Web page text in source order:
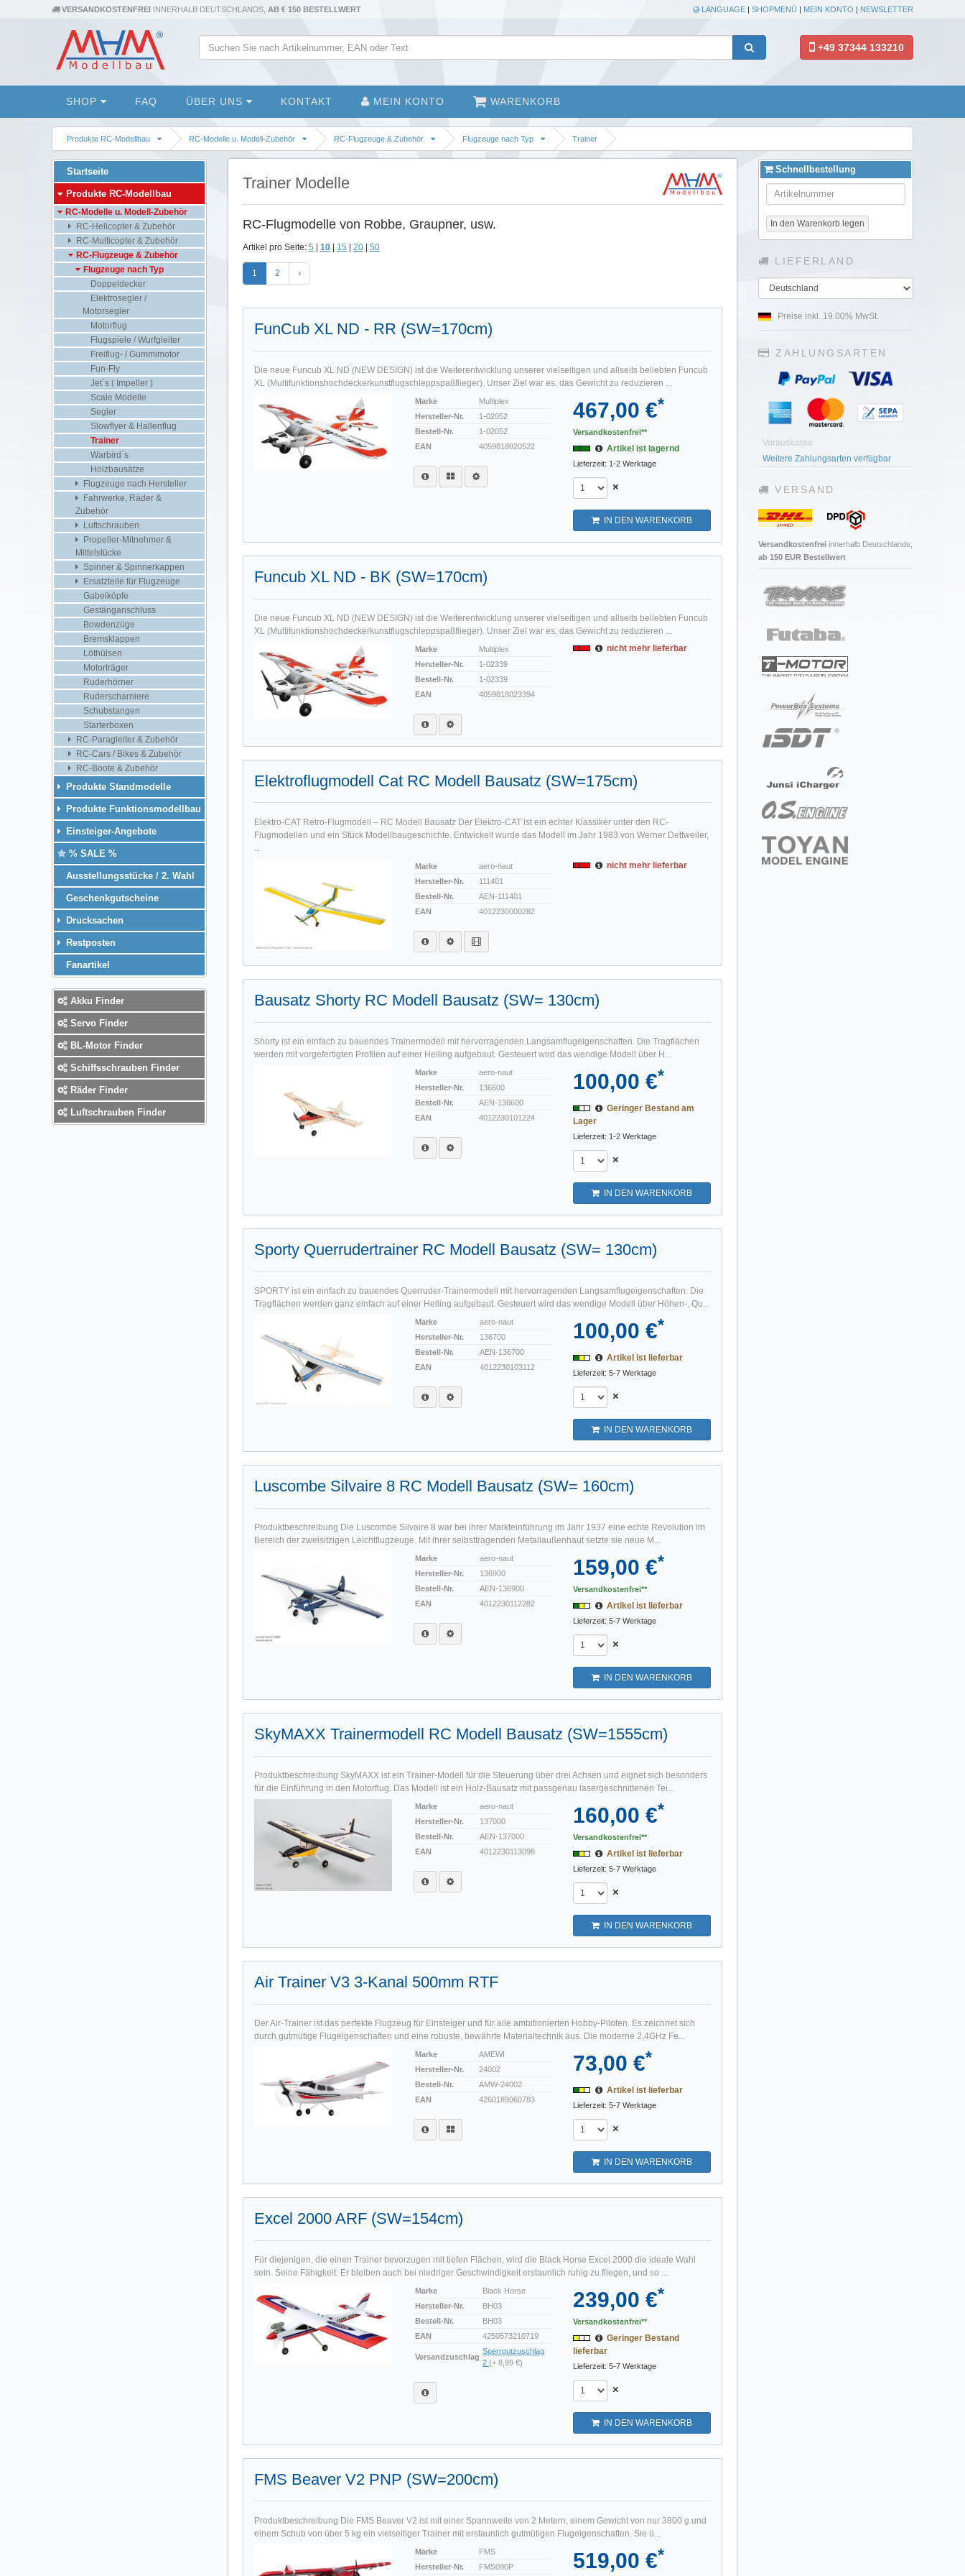
VERSANDKOSTENFREI INNERHALB DEUTSCHLANDS, AB € 150 BESTELLWERT LANGUAGE | SHOPMENÜ | MEIN KONTO | NEWSLETTER
+49 37344 133210
SHOP FAQ ÜBER UNS KONTAKT MEIN KONTO WARENKORB
Produkte RC-Modellbau RC-Modelle u. Modell-Zubehör RC-Flugzeuge & Zubehör Flugzeuge nach Typ Trainer
Trainer Modelle
RC-Flugmodelle von Robbe, Graupner, usw.
Artikel pro Seite: 5 10 15 20 50
1 2 ›
FunCub XL ND - RR (SW=170cm)
Die neue Funcub XL ND (NEW DESIGN) ist die Weiterentwicklung unserer vielseitigen und allseits beliebten Funcub
XL (Multifunktionshochdeckerkunstflugschleppspaßflieger). Unser Ziel war es, das Gewicht zu reduzieren ...
Marke
Multiplex
Hersteller-Nr.
1-02052
Bestell-Nr.
1-02052
EAN
4059818020522
467,00 €*
Versandkostenfrei**
Artikel ist lagernd
Lieferzeit: 1-2 Werktage
×
IN DEN WARENKORB
Funcub XL ND - BK (SW=170cm)
Die neue Funcub XL ND (NEW DESIGN) ist die Weiterentwicklung unserer vielseitigen und allseits beliebten Funcub
XL (Multifunktionshochdeckerkunstflugschleppspaßflieger). Unser Ziel war es, das Gewicht zu reduzieren ...
Marke
Multiplex
Hersteller-Nr.
1-02339
Bestell-Nr.
1-02339
EAN
4059818023394
nicht mehr lieferbar
Elektroflugmodell Cat RC Modell Bausatz (SW=175cm)
Elektro-CAT Retro-Flugmodell – RC Modell Bausatz Der Elektro-CAT ist ein echter Klassiker unter den RC-
Flugmodellen und ein Stück Modellbaugeschichte. Entwickelt wurde das Modell im Jahr 1983 von Werner Dettweiler,
...
Marke
aero-naut
Hersteller-Nr.
111401
Bestell-Nr.
AEN-111401
EAN
4012230000282
nicht mehr lieferbar
Bausatz Shorty RC Modell Bausatz (SW= 130cm)
Shorty ist ein einfach zu bauendes Trainermodell mit hervorragenden Langsamflugeigenschaften. Die Tragflächen
werden mit vorgefertigten Profilen auf einer Helling aufgebaut. Gesteuert wird das wendige Modell über H...
Marke
aero-naut
Hersteller-Nr.
136600
Bestell-Nr.
AEN-136600
EAN
4012230101224
100,00 €*
Geringer Bestand am
Lager
Lieferzeit: 1-2 Werktage
×
IN DEN WARENKORB
Sporty Querrudertrainer RC Modell Bausatz (SW= 130cm)
SPORTY ist ein einfach zu bauendes Querruder-Trainermodell mit hervorragenden Langsamflugeigenschaften. Die
Tragflächen werden ganz einfach auf einer Helling aufgebaut. Gesteuert wird das wendige Modell über Höhen-, Qu...
Marke
aero-naut
Hersteller-Nr.
136700
Bestell-Nr.
AEN-136700
EAN
4012230103112
100,00 €*
Artikel ist lieferbar
Lieferzeit: 5-7 Werktage
×
IN DEN WARENKORB
Luscombe Silvaire 8 RC Modell Bausatz (SW= 160cm)
Produktbeschreibung Die Luscombe Silvaire 8 war bei ihrer Markteinführung im Jahr 1937 eine echte Revolution im
Bereich der zweisitzigen Leichtflugzeuge. Mit ihrer selbsttragenden Metallaußenhaut setzte sie neue M...
Marke
aero-naut
Hersteller-Nr.
136900
Bestell-Nr.
AEN-136900
EAN
4012230112282
159,00 €*
Versandkostenfrei**
Artikel ist lieferbar
Lieferzeit: 5-7 Werktage
×
IN DEN WARENKORB
SkyMAXX Trainermodell RC Modell Bausatz (SW=1555cm)
Produktbeschreibung SkyMAXX ist ein Trainer-Modell für die Steuerung über drei Achsen und eignet sich besonders
für die Einführung in den Motorflug. Das Modell ist ein Holz-Bausatz mit passgenau lasergeschnittenen Tei...
Marke
aero-naut
Hersteller-Nr.
137000
Bestell-Nr.
AEN-137000
EAN
4012230113098
160,00 €*
Versandkostenfrei**
Artikel ist lieferbar
Lieferzeit: 5-7 Werktage
×
IN DEN WARENKORB
Air Trainer V3 3-Kanal 500mm RTF
Der Air-Trainer ist das perfekte Flugzeug für Einsteiger und für alle ambitionierten Hobby-Piloten. Es zeichnet sich
durch gutmütige Flugeigenschaften und eine robuste, bewährte Materialtechnik aus. Die moderne 2,4GHz Fe...
Marke
AMEWI
Hersteller-Nr.
24002
Bestell-Nr.
AMW-24002
EAN
4260189060783
73,00 €*
Artikel ist lieferbar
Lieferzeit: 5-7 Werktage
×
IN DEN WARENKORB
Excel 2000 ARF (SW=154cm)
Für diejenigen, die einen Trainer bevorzugen mit tiefen Flächen, wird die Black Horse Excel 2000 die ideale Wahl
sein. Seine Fähigkeit: Er bleiben auch bei niedriger Geschwindigkeit erstaunlich ruhig zu fliegen, und so ...
Marke
Black Horse
Hersteller-Nr.
BH03
Bestell-Nr.
BH03
EAN
4250573210719
Versandzuschlag
Sperrgutzuschlag
2 (+ 8,99 €)
239,00 €*
Versandkostenfrei**
Geringer Bestand
lieferbar
Lieferzeit: 5-7 Werktage
×
IN DEN WARENKORB
FMS Beaver V2 PNP (SW=200cm)
Produktbeschreibung Die FMS Beaver V2 ist mit einer Spannweite von 2 Metern, einem Gewicht von nur 3800 g und
einem Schub von über 5 kg ein vielseitiger Trainer mit erstaunlich gutmütigen Flugeigenschaften. Sie ü...
Marke
FMS
Hersteller-Nr.
FMS090P 519,00 €*
Startseite
Produkte RC-Modellbau
RC-Modelle u. Modell-Zubehör
RC-Helicopter & Zubehör
RC-Multicopter & Zubehör
RC-Flugzeuge & Zubehör
Flugzeuge nach Typ
Doppeldecker
Elektrosegler /
Motorsegler
Motorflug
Flugspiele / Wurfgleiter
Freiflug- / Gummimotor
Fun-Fly
Jet`s ( Impeller )
Scale Modelle
Segler
Slowflyer & Hallenflug
Trainer
Warbird`s
Holzbausätze
Flugzeuge nach Hersteller
Fahrwerke, Räder &
Zubehör
Luftschrauben
Propeller-Mitnehmer &
Mittelstücke
Spinner & Spinnerkappen
Ersatzteile für Flugzeuge
Gabelköpfe
Gestänganschluss
Bowdenzüge
Bremsklappen
Löthülsen
Motorträger
Ruderhörner
Ruderscharniere
Schubstangen
Starterboxen
RC-Paragleiter & Zubehör
RC-Cars / Bikes & Zubehör
RC-Boote & Zubehör
Produkte Standmodelle
Produkte Funktionsmodellbau
Einsteiger-Angebote
% SALE %
Ausstellungsstücke / 2. Wahl
Geschenkgutscheine
Drucksachen
Restposten
Fanartikel
Akku Finder
Servo Finder
BL-Motor Finder
Schiffsschrauben Finder
Räder Finder
Luftschrauben Finder
Schnellbestellung
In den Warenkorb legen
LIEFERLAND
Land
Preise inkl. 19.00% MwSt.
ZAHLUNGSARTEN
Vorauskasse
Weitere Zahlungsarten verfügbar
VERSAND
Versandkostenfrei innerhalb Deutschlands,
ab 150 EUR Bestellwert